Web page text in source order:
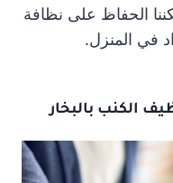
الحفاظ على نظافة
في المنزل.
الكنب بالبخار